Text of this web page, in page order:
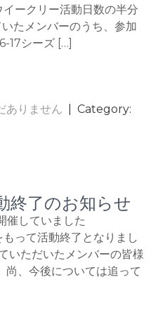
ークリー活動日数の半分
たメンバーのうち、参加
17シーズ […]
ありません
| Category:
終了のお知らせ
催していました
って活動終了となりまし
いただいたメンバーの皆様
尚、今後については追って